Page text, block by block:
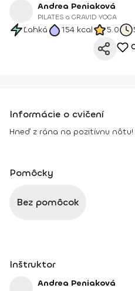
Andrea Peniaková
PILATES a GRAVID YOGA
Ľahká 154 kcal 5.0
Informácie o cvičení
Hneď z rána na pozitívnu nôtu!
Pomôcky
Bez pomôcok
Inštruktor
Andrea Peniaková